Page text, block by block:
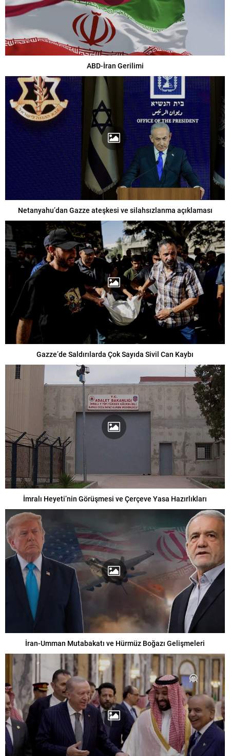
ABD-İran Gerilimi
Netanyahu’dan Gazze ateşkesi ve silahsızlanma açıklaması
Gazze’de Saldırılarda Çok Sayıda Sivil Can Kaybı
İmralı Heyeti’nin Görüşmesi ve Çerçeve Yasa Hazırlıkları
İran-Umman Mutabakatı ve Hürmüz Boğazı Gelişmeleri